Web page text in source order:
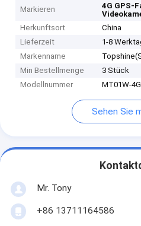
Markieren 4G GPS-
Herkunftsort
China
Lieferzeit
1-8
Markenname
Min Bestellmenge
3 Stück
Modellnummer
MT01W-4G
Sehen Sie
Mr. Tony
+86 13711164586